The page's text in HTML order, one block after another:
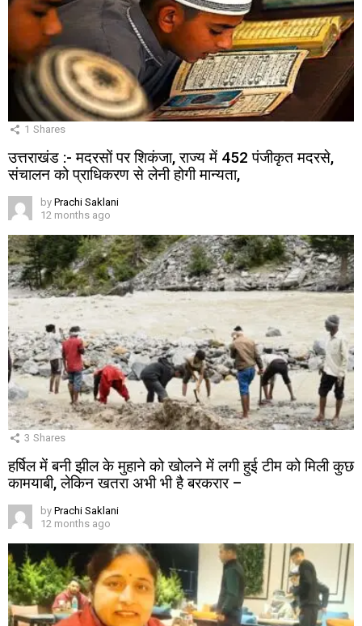
1 Shares
उत्तराखंड :- मदरसों पर शिकंजा, राज्य में 452 पंजीकृत मदरसे,
संचालन को प्राधिकरण से लेनी होगी मान्यता,
by Prachi Saklani
12 months ago
3 Shares
हर्षिल में बनी झील के मुहाने को खोलने में लगी हुई टीम को मिली कुछ
कामयाबी, लेकिन खतरा अभी भी है बरकरार –
by Prachi Saklani
12 months ago